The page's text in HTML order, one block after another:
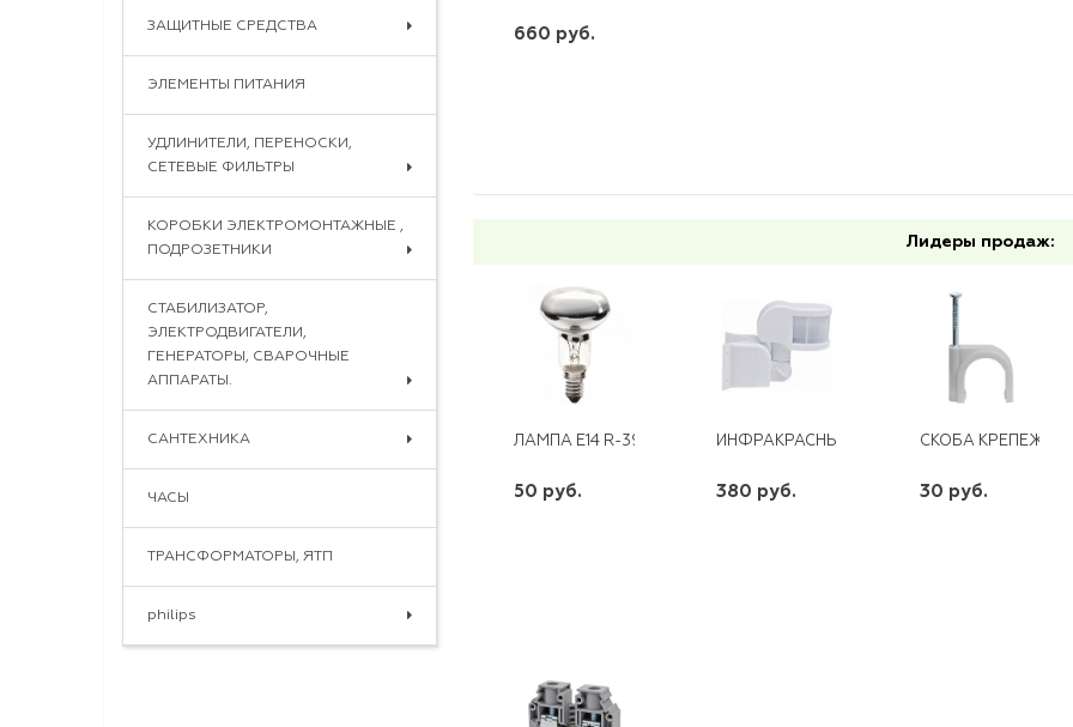
ЗАЩИТНЫЕ СРЕДСТВА
ЭЛЕМЕНТЫ ПИТАНИЯ
УДЛИНИТЕЛИ, ПЕРЕНОСКИ,
СЕТЕВЫЕ ФИЛЬТРЫ
КОРОБКИ ЭЛЕКТРОМОНТАЖНЫЕ ,
ПОДРОЗЕТНИКИ
СТАБИЛИЗАТОР,
ЭЛЕКТРОДВИГАТЕЛИ,
ГЕНЕРАТОРЫ, СВАРОЧНЫЕ
АППАРАТЫ.
САНТЕХНИКА
ЧАСЫ
ТРАНСФОРМАТОРЫ, ЯТП
philips
660 руб.
Лидеры продаж:
ЛАМПА Е14 R-39 60W 230V INC14
50 руб.
ИНФРАКРАСНЫЙ ДЕТЕКТОР ДВИЖЕНИЯ
380 руб.
СКОБА
30 руб.